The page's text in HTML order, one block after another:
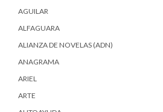
AGUILAR
ALFAGUARA
ALIANZA DE NOVELAS (ADN)
ANAGRAMA
ARIEL
ARTE